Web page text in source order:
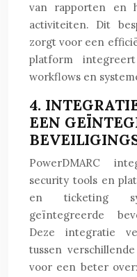
van rapporten en
activiteiten. Dit
zorgt voor een
platform
workflows en
4.
EEN
PowerDMARC
security tools en
en ticketing
geïntegreerde
Deze integratie
tussen
voor een beter